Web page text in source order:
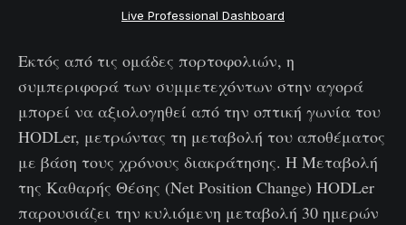
Live Professional Dashboard
Εκτός από τις ομάδες πορτοφολιών, η
συμπεριφορά των συμμετεχόντων στην αγορά
μπορεί να αξιολογηθεί από την οπτική γωνία του
HODLer, μετρώντας τη μεταβολή του αποθέματος
με βάση τους χρόνους διακράτησης. Η Μεταβολή
της Καθαρής Θέσης (Net Position Change) HODLer
παρουσιάζει την κυλιόμενη μεταβολή 30 ημερών